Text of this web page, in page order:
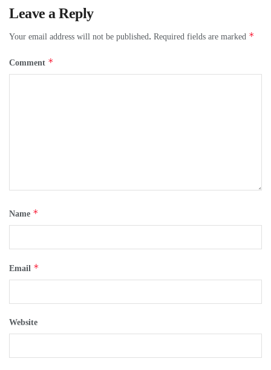
Leave a Reply
Your email address will not be published. Required fields are marked *
Comment *
Name *
Email *
Website